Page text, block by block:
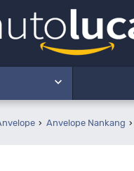
Anvelope Nankang